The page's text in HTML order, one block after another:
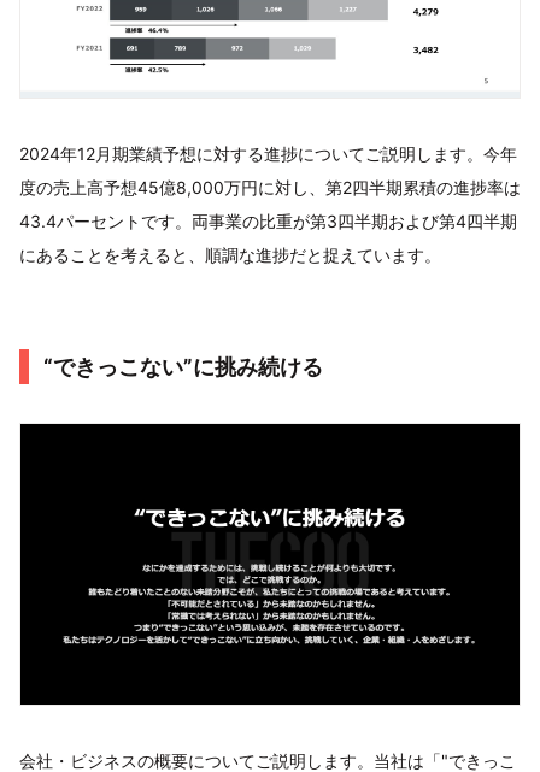
2024年12月期業績予想に対する進捗についてご説明します。今年
度の売上高予想45億8,000万円に対し、第2四半期累積の進捗率は
43.4パーセントです。両事業の比重が第3四半期および第4四半期
にあることを考えると、順調な進捗だと捉えています。
“できっこない”に挑み続ける
会社・ビジネスの概要についてご説明します。当社は「"できっこ